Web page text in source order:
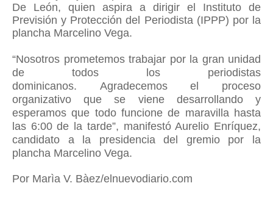
De León, quien aspira a dirigir el Instituto de
Previsión y Protección del Periodista (IPPP) por la
plancha Marcelino Vega.
“Nosotros prometemos trabajar por la gran unidad
de todos los periodistas
dominicanos. Agradecemos el proceso
organizativo que se viene desarrollando y
esperamos que todo funcione de maravilla hasta
las 6:00 de la tarde”, manifestó Aurelio Enríquez,
candidato a la presidencia del gremio por la
plancha Marcelino Vega.
Por Marìa V. Bàez/elnuevodiario.com